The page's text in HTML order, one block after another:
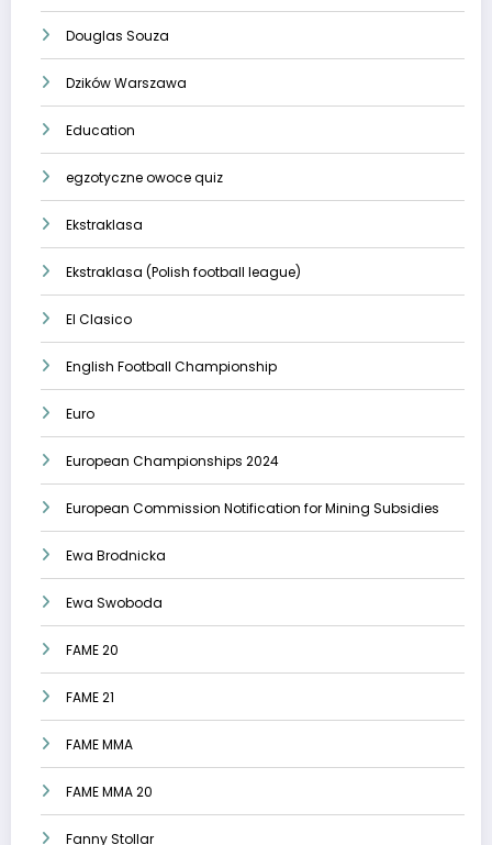
Douglas Souza
Dzików Warszawa
Education
egzotyczne owoce quiz
Ekstraklasa
Ekstraklasa (Polish football league)
El Clasico
English Football Championship
Euro
European Championships 2024
European Commission Notification for Mining Subsidies
Ewa Brodnicka
Ewa Swoboda
FAME 20
FAME 21
FAME MMA
FAME MMA 20
Fanny Stollar